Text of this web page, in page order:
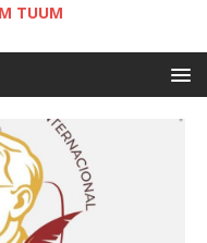
TUUM